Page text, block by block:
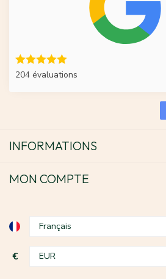
204 évaluations
INFORMATIONS
MON COMPTE
€